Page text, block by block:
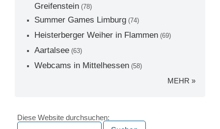
Greifenstein (78)
Summer Games Limburg (74)
Heisterberger Weiher in Flammen (69)
Aartalsee (63)
Webcams in Mittelhessen (58)
MEHR »
Diese Website durchsuchen: